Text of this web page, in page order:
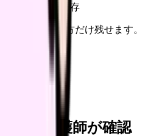
望条件だけ保存
になる働き方だけ残せます。
を、看護師が確認